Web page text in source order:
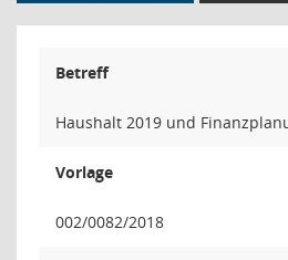
Betreff
Haushalt 2019 und
Vorlage
002/0082/2018